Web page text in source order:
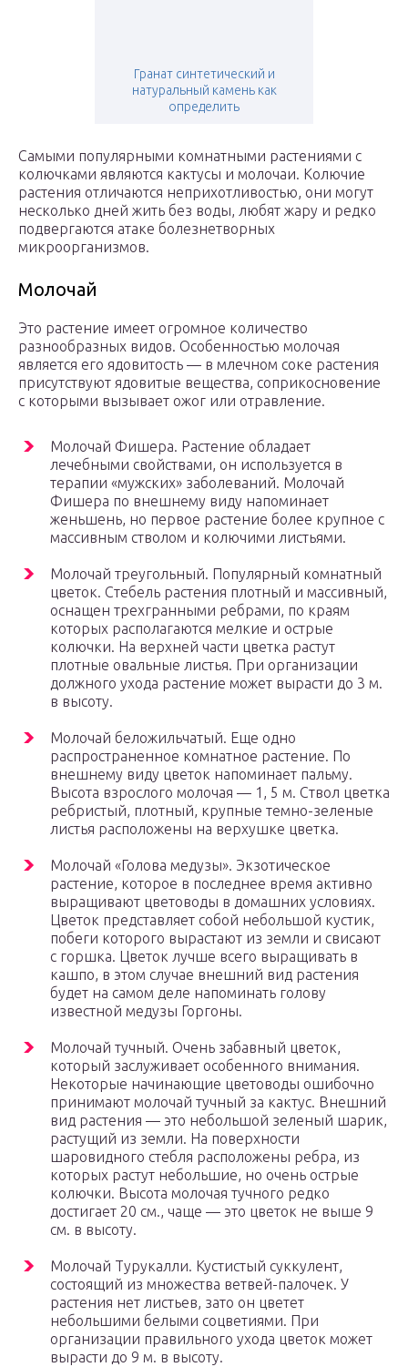
Гранат синтетический и
натуральный камень как
определить
Самыми популярными комнатными растениями с
колючками являются кактусы и молочаи. Колючие
растения отличаются неприхотливостью, они могут
несколько дней жить без воды, любят жару и редко
подвергаются атаке болезнетворных
микроорганизмов.
Молочай
Это растение имеет огромное количество
разнообразных видов. Особенностью молочая
является его ядовитость — в млечном соке растения
присутствуют ядовитые вещества, соприкосновение
с которыми вызывает ожог или отравление.
Молочай Фишера. Растение обладает
лечебными свойствами, он используется в
терапии «мужских» заболеваний. Молочай
Фишера по внешнему виду напоминает
женьшень, но первое растение более крупное с
массивным стволом и колючими листьями.
Молочай треугольный. Популярный комнатный
цветок. Стебель растения плотный и массивный,
оснащен трехгранными ребрами, по краям
которых располагаются мелкие и острые
колючки. На верхней части цветка растут
плотные овальные листья. При организации
должного ухода растение может вырасти до 3 м.
в высоту.
Молочай беложильчатый. Еще одно
распространенное комнатное растение. По
внешнему виду цветок напоминает пальму.
Высота взрослого молочая — 1, 5 м. Ствол цветка
ребристый, плотный, крупные темно-зеленые
листья расположены на верхушке цветка.
Молочай «Голова медузы». Экзотическое
растение, которое в последнее время активно
выращивают цветоводы в домашних условиях.
Цветок представляет собой небольшой кустик,
побеги которого вырастают из земли и свисают
с горшка. Цветок лучше всего выращивать в
кашпо, в этом случае внешний вид растения
будет на самом деле напоминать голову
известной медузы Горгоны.
Молочай тучный. Очень забавный цветок,
который заслуживает особенного внимания.
Некоторые начинающие цветоводы ошибочно
принимают молочай тучный за кактус. Внешний
вид растения — это небольшой зеленый шарик,
растущий из земли. На поверхности
шаровидного стебля расположены ребра, из
которых растут небольшие, но очень острые
колючки. Высота молочая тучного редко
достигает 20 см., чаще — это цветок не выше 9
см. в высоту.
Молочай Турукалли. Кустистый суккулент,
состоящий из множества ветвей-палочек. У
растения нет листьев, зато он цветет
небольшими белыми соцветиями. При
организации правильного ухода цветок может
вырасти до 9 м. в высоту.